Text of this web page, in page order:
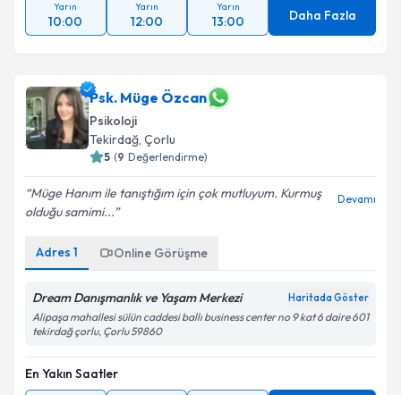
Yarın
10:00
Yarın
12:00
Yarın
13:00 Daha Fazla
Psk. Müge Özcan
Psikoloji
Tekirdağ, Çorlu
5 (9 Değerlendirme)
Müge Hanım ile tanıştığım için çok mutluyum. Kurmuş
olduğu samimi...
Devamı
Adres 1 Online Görüşme
Dream Danışmanlık ve Yaşam Merkezi Haritada Göster
Alipaşa mahallesi sülün caddesi ballı business center no 9 kat 6 daire 601
tekirdağ çorlu, Çorlu 59860
En Yakın Saatler